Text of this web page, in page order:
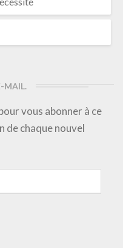
MAIL.
vous abonner à ce
de chaque nouvel